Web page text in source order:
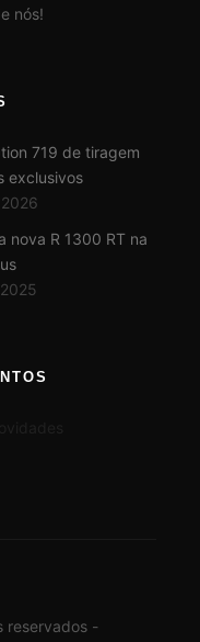
nós!
719 de tiragem
exclusivos
nova R 1300 RT na
reservados -